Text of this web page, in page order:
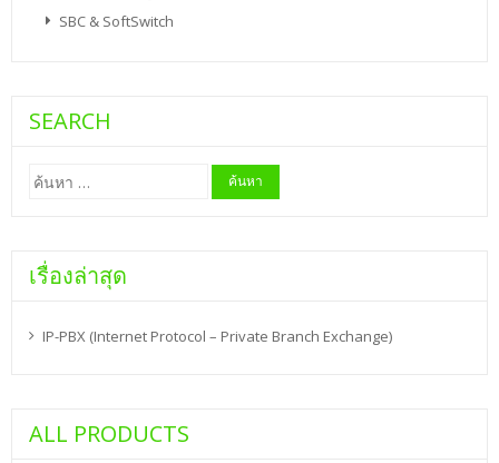
SBC & SoftSwitch
SEARCH
ค้นหา
สำหรับ:
เรื่องล่าสุด
IP-PBX (Internet Protocol – Private Branch Exchange)
ALL PRODUCTS